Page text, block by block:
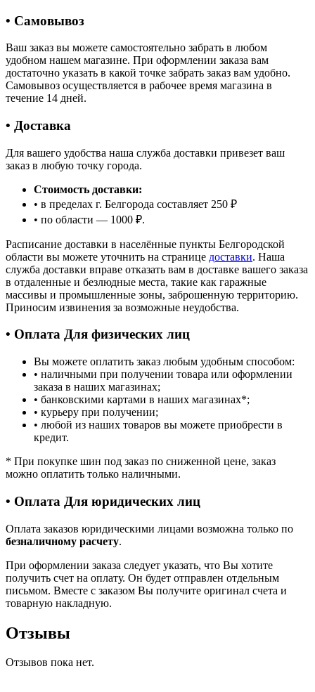
• Самовывоз
Ваш заказ вы можете самостоятельно забрать в любом
удобном нашем магазине. При оформлении заказа вам
достаточно указать в какой точке забрать заказ вам удобно.
Самовывоз осуществляется в рабочее время магазина в
течение 14 дней.
• Доставка
Для вашего удобства наша служба доставки привезет ваш
заказ в любую точку города.
Стоимость доставки:
• в пределах г. Белгорода составляет 250 ₽
• по области — 1000 ₽.
Расписание доставки в населённые пункты Белгородской
области вы можете уточнить на странице доставки. Наша
служба доставки вправе отказать вам в доставке вашего заказа
в отдаленные и безлюдные места, такие как гаражные
массивы и промышленные зоны, заброшенную территорию.
Приносим извинения за возможные неудобства.
• Оплата Для физических лиц
Вы можете оплатить заказ любым удобным способом:
• наличными при получении товара или оформлении
заказа в наших магазинах;
• банковскими картами в наших магазинах*;
• курьеру при получении;
• любой из наших товаров вы можете приобрести в
кредит.
* При покупке шин под заказ по сниженной цене, заказ
можно оплатить только наличными.
• Оплата Для юридических лиц
Оплата заказов юридическими лицами возможна только по
безналичному расчету.
При оформлении заказа следует указать, что Вы хотите
получить счет на оплату. Он будет отправлен отдельным
письмом. Вместе с заказом Вы получите оригинал счета и
товарную накладную.
Отзывы
Отзывов пока нет.